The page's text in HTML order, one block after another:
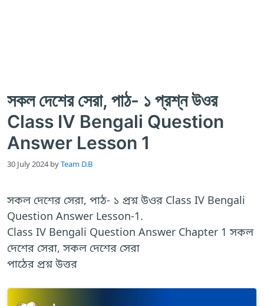
সকল দেশের সেরা, পাঠ- ১ প্রশ্ন উওর
Class IV Bengali Question
Answer Lesson 1
30 July 2024 byTeam D.B
সকল দেশের সেরা, পাঠ- ১ প্রশ্ন উওর Class IV Bengali
Question Answer Lesson-1.
Class IV Bengali Question Answer Chapter 1 সকল
দেশের সেরা, সকল দেশের সেরা
পাঠের প্রশ্ন উত্তর